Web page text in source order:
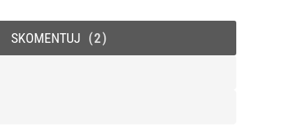
SKOMENTUJ 2